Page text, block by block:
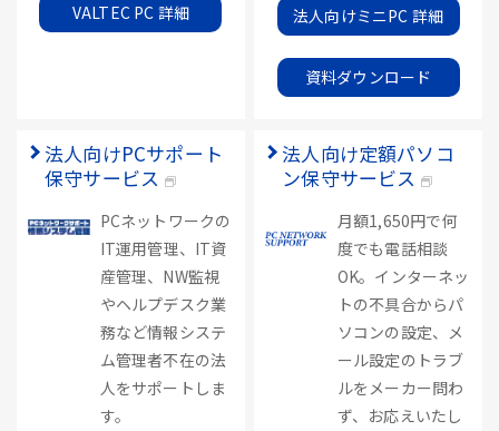
VALTEC PC 詳細
法人向けミニPC 詳細
資料ダウンロード
法人向けPCサポート
保守サービス
PCネットワークの
IT運用管理、IT資
産管理、NW監視
やヘルプデスク業
務など情報システ
ム管理者不在の法
人をサポートしま
す。
法人向け定額パソコ
ン保守サービス
月額1,650円で何
度でも電話相談
OK。インターネッ
トの不具合からパ
ソコンの設定、メ
ール設定のトラブ
ルをメーカー問わ
ず、お応えいたし